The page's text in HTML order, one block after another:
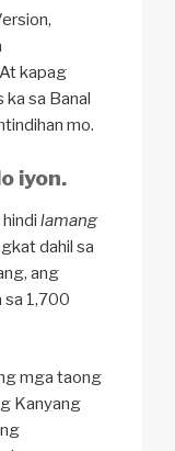
kapag
ka sa Banal
mo.
iyon.
lamang
dahil sa
ang
sa 1,700
mga taong
Kanyang